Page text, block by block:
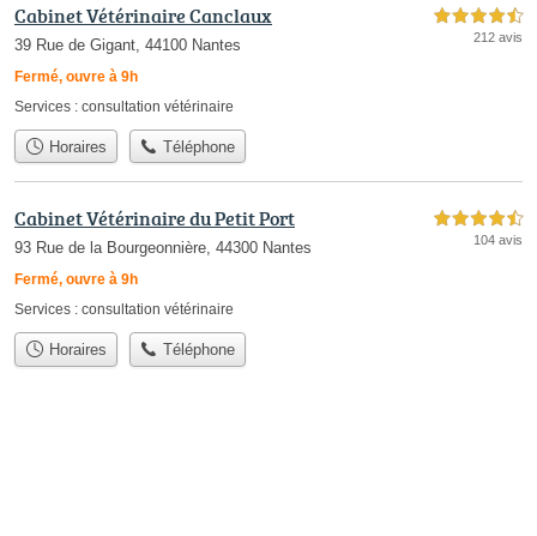
Cabinet Vétérinaire Canclaux
39 Rue de Gigant, 44100 Nantes
Fermé, ouvre à 9h
4,5 étoiles sur 5
212 avis
Services : consultation vétérinaire
Horaires Téléphone
Cabinet Vétérinaire du Petit Port
93 Rue de la Bourgeonnière, 44300 Nantes
Fermé, ouvre à 9h
4,5 étoiles sur 5
104 avis
Services : consultation vétérinaire
Horaires Téléphone